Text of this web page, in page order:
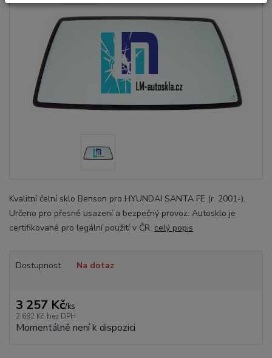
Kvalitní čelní sklo Benson pro HYUNDAI SANTA FE (r. 2001-).
Určeno pro přesné usazení a bezpečný provoz. Autosklo je
certifikované pro legální použití v ČR. celý popis
Dostupnost Na dotaz
3 257 Kč/ks
2 692 Kč bez DPH
Momentálně není k dispozici